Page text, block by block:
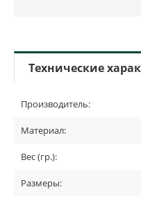
Технические
Производитель:
Материал:
Вес (гр.):
Размеры: